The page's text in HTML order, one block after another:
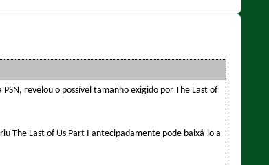
revelou o possível tamanho exigido por The Last of
The Last of Us Part I antecipadamente pode baixá-lo a